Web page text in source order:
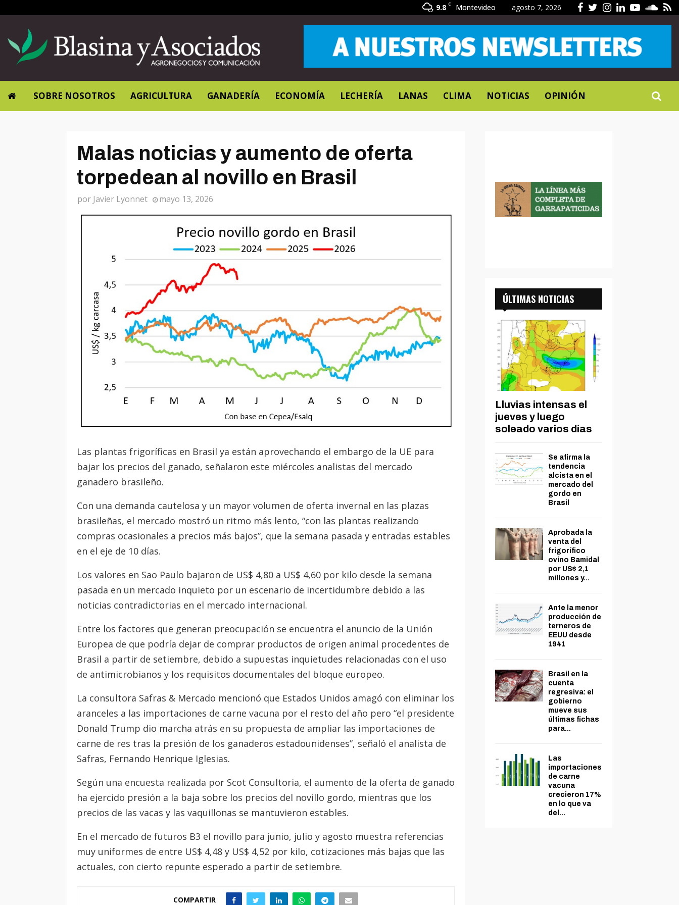
Facebook
Twitter
Instagram
Linkedin
9.8 C Montevideo agosto 7, 2026
SOBRE NOSOTROS AGRICULTURA GANADERÍA ECONOMÍA LECHERÍA LANAS CLIMA NOTICIAS OPINIÓN
Malas noticias y aumento de oferta
torpedean al novillo en Brasil
por Javier Lyonnet mayo 13, 2026
Las plantas frigoríficas en Brasil ya están aprovechando el embargo de la UE para
bajar los precios del ganado, señalaron este miércoles analistas del mercado
ganadero brasileño.
Con una demanda cautelosa y un mayor volumen de oferta invernal en las plazas
brasileñas, el mercado mostró un ritmo más lento, “con las plantas realizando
compras ocasionales a precios más bajos”, que la semana pasada y entradas estables
en el eje de 10 días.
Los valores en Sao Paulo bajaron de US$ 4,80 a US$ 4,60 por kilo desde la semana
pasada en un mercado inquieto por un escenario de incertidumbre debido a las
noticias contradictorias en el mercado internacional.
Entre los factores que generan preocupación se encuentra el anuncio de la Unión
Europea de que podría dejar de comprar productos de origen animal procedentes de
Brasil a partir de setiembre, debido a supuestas inquietudes relacionadas con el uso
de antimicrobianos y los requisitos documentales del bloque europeo.
La consultora Safras & Mercado mencionó que Estados Unidos amagó con eliminar los
aranceles a las importaciones de carne vacuna por el resto del año pero “el presidente
Donald Trump dio marcha atrás en su propuesta de ampliar las importaciones de
carne de res tras la presión de los ganaderos estadounidenses”, señaló el analista de
Safras, Fernando Henrique Iglesias.
Según una encuesta realizada por Scot Consultoria, el aumento de la oferta de ganado
ha ejercido presión a la baja sobre los precios del novillo gordo, mientras que los
precios de las vacas y las vaquillonas se mantuvieron estables.
En el mercado de futuros B3 el novillo para junio, julio y agosto muestra referencias
muy uniformes de entre US$ 4,48 y US$ 4,52 por kilo, cotizaciones más bajas que las
actuales, con cierto repunte esperado a partir de setiembre.
COMPARTIR
ÚLTIMAS NOTICIAS
Lluvias intensas el
jueves y luego
soleado varios días
Se afirma la
tendencia
alcista en el
mercado del
gordo en
Brasil
Aprobada la
venta del
frigorífico
ovino Bamidal
por US$ 2,1
millones y...
Ante la menor
producción de
terneros de
EEUU desde
1941
Brasil en la
cuenta
regresiva: el
gobierno
mueve sus
últimas fichas
para...
Las
importaciones
de carne
vacuna
crecieron 17%
en lo que va
del...